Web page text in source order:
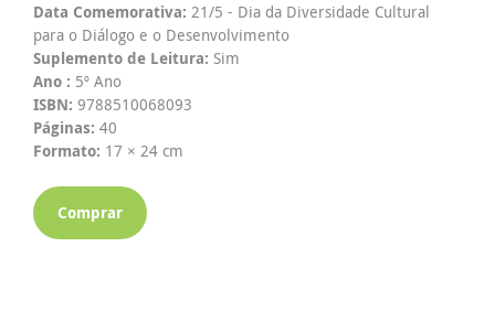
Data Comemorativa: 21/5 - Dia da Diversidade Cultural
para o Diálogo e o Desenvolvimento
Suplemento de Leitura: Sim
Ano : 5º Ano
ISBN: 9788510068093
Páginas: 40
Formato: 17 × 24 cm
Comprar